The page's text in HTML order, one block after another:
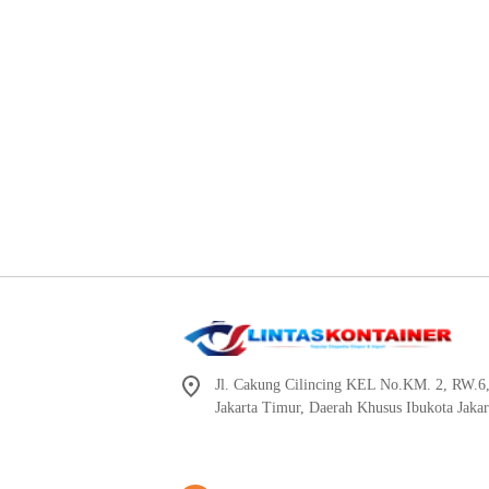
Jl. Cakung Cilincing KEL No.KM. 2,
Jakarta Timur, Daerah Khusus Ibukota